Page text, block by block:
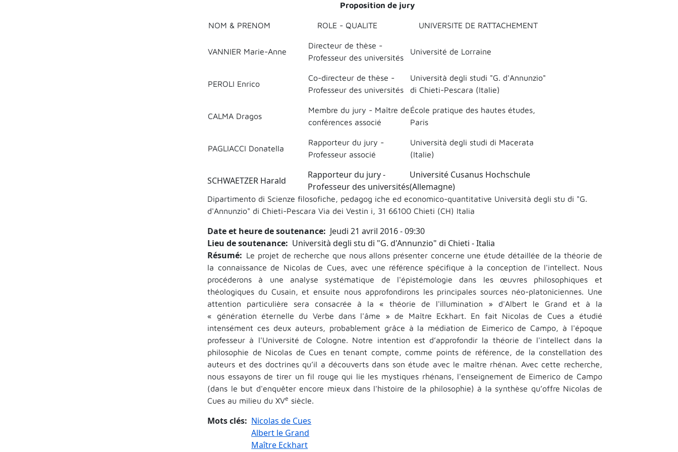
Proposition de jury
NOM & PRENOM ROLE - QUALITE UNIVERSITE DE RATTACHEMENT
VANNIER Marie-Anne
Directeur de thèse -
Professeur des universités
Université de Lorraine
PEROLI Enrico
Co-directeur de thèse -
Professeur des universités
Università degli studi "G. d'Annunzio"
di Chieti-Pescara (Italie)
CALMA Dragos
Membre du jury - Maître de
conférences associé
École pratique des hautes études,
Paris
PAGLIACCI Donatella
Rapporteur du jury -
Professeur associé
Università degli studi di Macerata
(Italie)
SCHWAETZER Harald
Rapporteur du jury -
Professeur des universités
Université Cusanus Hochschule
(Allemagne)
Dipartimento di Scienze filosofiche, pedagog iche ed economico-quantitative Università degli stu di "G.
d'Annunzio" di Chieti-Pescara Via dei Vestin i, 31 66100 Chieti (CH) Italia
Date et heure de soutenance
Jeudi 21 avril 2016 - 09:30
Lieu de soutenance
Università degli stu di "G. d'Annunzio" di Chieti - Italia
Résumé
Le projet de recherche que nous allons présenter concerne une étude détaillée de la théorie de
la connaissance de Nicolas de Cues, avec une référence spécifique à la conception de l'intellect. Nous
procéderons à une analyse systématique de l'épistémologie dans les œuvres philosophiques et
théologiques du Cusain, et ensuite nous approfondirons les principales sources néo-platoniciennes. Une
attention particulière sera consacrée à la « théorie de l'illumination » d'Albert le Grand et à la
« génération éternelle du Verbe dans l'âme » de Maître Eckhart. En fait Nicolas de Cues a étudié
intensément ces deux auteurs, probablement grâce à la médiation de Eimerico de Campo, à l'époque
professeur à l'Université de Cologne. Notre intention est d’approfondir la théorie de l'intellect dans la
philosophie de Nicolas de Cues en tenant compte, comme points de référence, de la constellation des
auteurs et des doctrines qu’il a découverts dans son étude avec le maître rhénan. Avec cette recherche,
nous essayons de tirer un fil rouge qui lie les mystiques rhénans, l'enseignement de Eimerico de Campo
(dans le but d'enquêter encore mieux dans l'histoire de la philosophie) à la synthèse qu’offre Nicolas de
Cues au milieu du XVe siècle.
Mots clés
Nicolas de Cues
Albert le Grand
Maître Eckhart